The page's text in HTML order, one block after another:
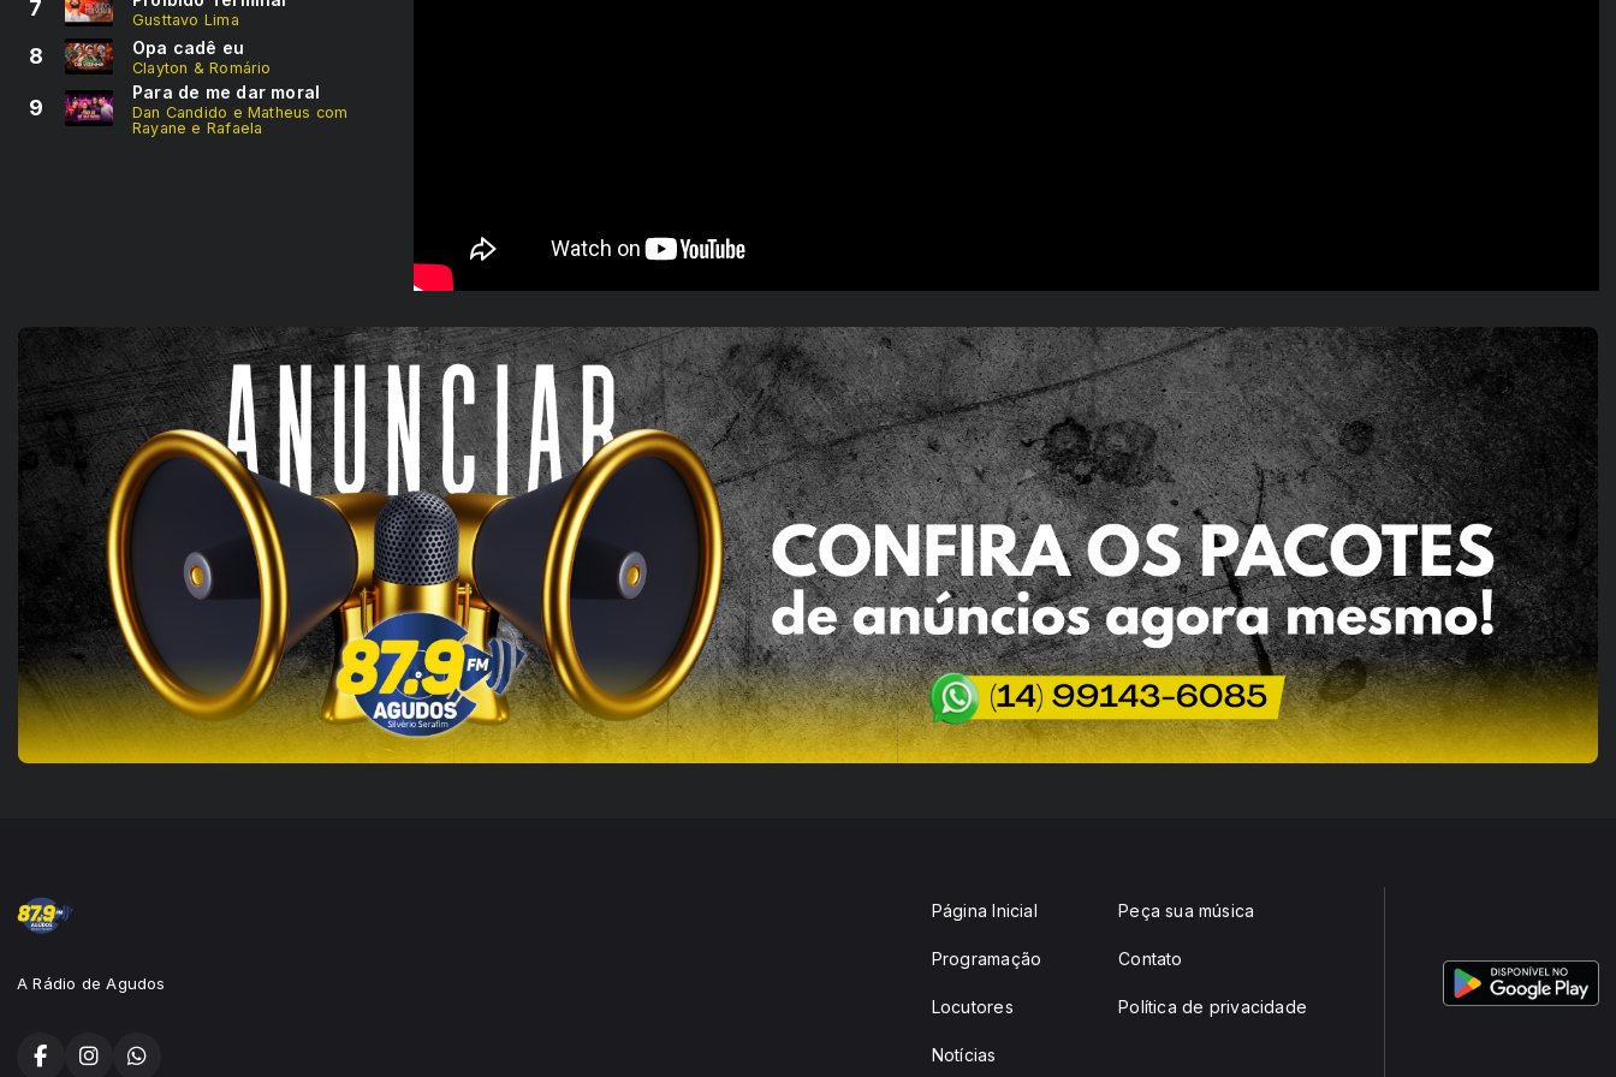
7 Gusttavo Lima
8 Opa cadê eu
Clayton & Romário
9
Para de me dar moral
Dan Candido e Matheus com
Rayane e Rafaela
A Rádio de Agudos
Página Inicial
Programação
Locutores
Notícias
Peça sua música
Contato
Política de privacidade